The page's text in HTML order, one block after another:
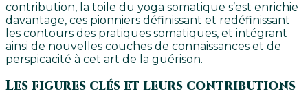
contribution, la toile du yoga somatique s’est enrichie
davantage, ces pionniers définissant et redéfinissant
les contours des pratiques somatiques, et intégrant
ainsi de nouvelles couches de connaissances et de
perspicacité à cet art de la guérison.
Les figures clés et leurs contributions